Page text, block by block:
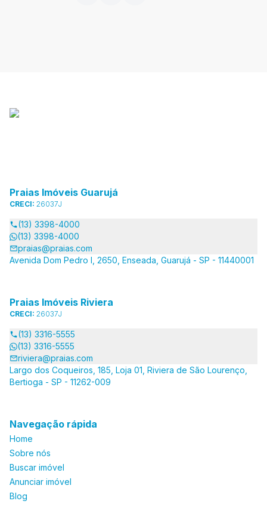
Praias Imóveis Guarujá
CRECI: 26037J
(13) 3398-4000
(13) 3398-4000
praias@praias.com
Avenida Dom Pedro I, 2650, Enseada, Guarujá - SP - 11440001
Praias Imóveis Riviera
CRECI: 26037J
(13) 3316-5555
(13) 3316-5555
riviera@praias.com
Largo dos Coqueiros, 185, Loja 01, Riviera de São Lourenço,
Bertioga - SP - 11262-009
Navegação rápida
Home
Sobre nós
Buscar imóvel
Anunciar imóvel
Blog